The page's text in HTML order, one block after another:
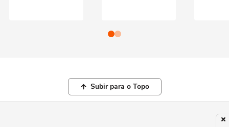
Subir para o Topo